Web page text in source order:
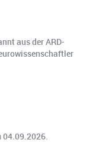
aus der ARD-
04.09.2026.